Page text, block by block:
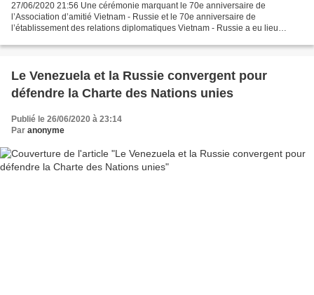
27/06/2020 21:56 Une cérémonie marquant le 70e anniversaire de
l’Association d’amitié Vietnam - Russie et le 70e anniversaire de
l’établissement des relations diplomatiques Vietnam - Russie a eu lieu
Le Venezuela et la Russie convergent pour
défendre la Charte des Nations unies
Publié le 26/06/2020 à 23:14
Par anonyme